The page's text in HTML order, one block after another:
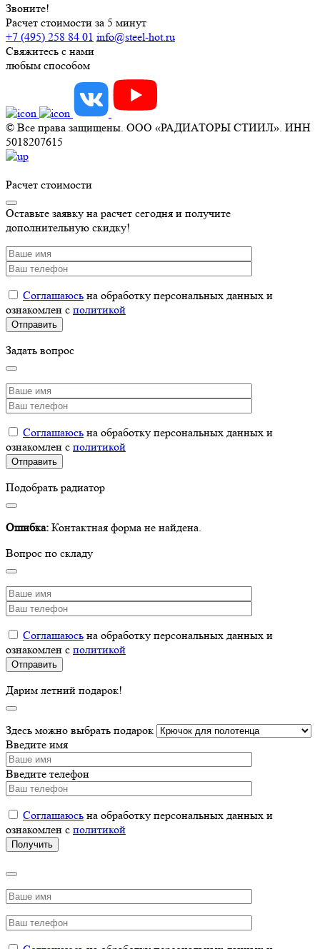
Звоните!
Расчет стоимости за 5 минут
+7 (495) 258 84 01 info@steel-hot.ru
Свяжитесь с нами
любым способом
© Все права защищены. ООО «РАДИАТОРЫ СТИИЛ». ИНН
5018207615
Расчет стоимости
Оставьте заявку на расчет сегодня и получите
дополнительную скидку!
Соглашаюсь на обработку персональных данных и
ознакомлен с политикой
Задать вопрос
Соглашаюсь на обработку персональных данных и
ознакомлен с политикой
Подобрать радиатор
Ошибка: Контактная форма не найдена.
Вопрос по складу
Соглашаюсь на обработку персональных данных и
ознакомлен с политикой
Дарим летний подарок!
Здесь можно выбрать подарок
Введите имя
Введите телефон
Соглашаюсь на обработку персональных данных и
ознакомлен с политикой